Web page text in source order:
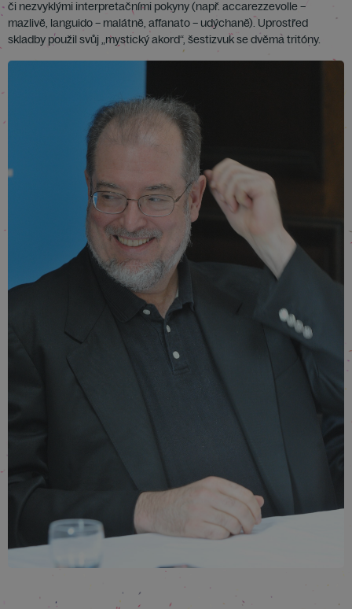
či nezvyklými interpretačními pokyny (např. accarezzevolle –
mazlivě, languido – malátně, affanato – udýchaně). Uprostřed
skladby použil svůj „mystický akord“, šestizvuk se dvěma tritóny.